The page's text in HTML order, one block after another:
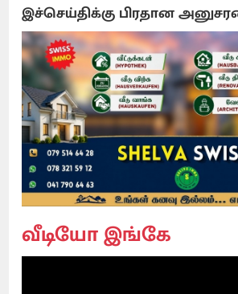
இச்செய்திக்கு பிரதான
வீடியோ இங்கே